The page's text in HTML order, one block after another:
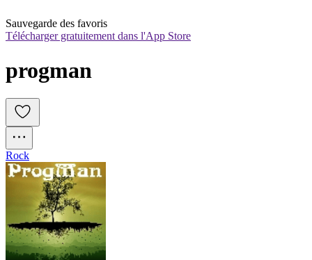
Sauvegarde des favoris
Télécharger gratuitement dans l'App Store
progman
Rock